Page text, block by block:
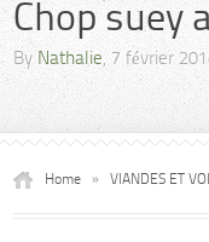
Chop suey
By Nathalie, 7 février
Home » VIANDES ET